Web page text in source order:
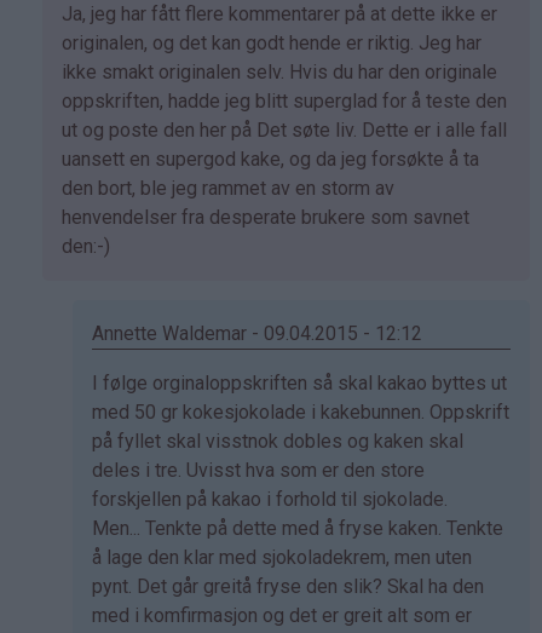
Som
svar
på
av
Marianne
(ikke
bekreftet)
Ja, jeg har fått flere kommentarer på at dette ikke er
originalen, og det kan godt hende er riktig. Jeg har
ikke smakt originalen selv. Hvis du har den originale
oppskriften, hadde jeg blitt superglad for å teste den
ut og poste den her på Det søte liv. Dette er i alle fall
uansett en supergod kake, og da jeg forsøkte å ta
den bort, ble jeg rammet av en storm av
henvendelser fra desperate brukere som savnet
den:-)
Annette Waldemar - 09.04.2015 - 12:12
Som
svar
på
av
Kristine
-
Det…
I følge orginaloppskriften så skal kakao byttes ut
med 50 gr kokesjokolade i kakebunnen. Oppskrift
på fyllet skal visstnok dobles og kaken skal
deles i tre. Uvisst hva som er den store
forskjellen på kakao i forhold til sjokolade.
Men... Tenkte på dette med å fryse kaken. Tenkte
å lage den klar med sjokoladekrem, men uten
pynt. Det går greitå fryse den slik? Skal ha den
med i komfirmasjon og det er greit alt som er